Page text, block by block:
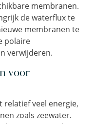
membranen.
de waterflux te
membranen te
polaire
verwijderen.
voor
relatief veel energie,
zoals zeewater.